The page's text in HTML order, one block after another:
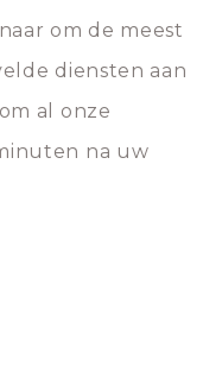
om de meest
diensten aan
al onze
na uw